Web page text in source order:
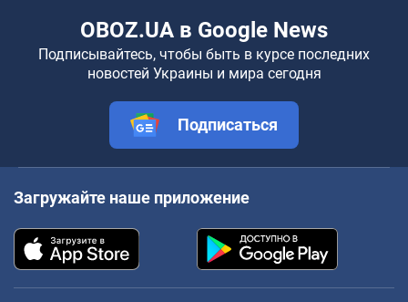
OBOZ.UA в Google News
Подписывайтесь, чтобы быть в курсе последних
новостей Украины и мира сегодня
Подписаться
Загружайте наше приложение